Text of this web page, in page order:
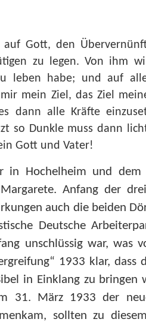
Gott, den
zu legen. Von ihm
leben habe; und auf
mein Ziel, das Ziel
dann alle Kräfte
so Dunkle muss dann
Gott und Vater!
in Hochelheim und dem
Anfang der
auch die beiden
Deutsche
unschlüssig war, was
1933 klar, dass
in Einklang zu bringen
31. März 1933 der
sollten zu